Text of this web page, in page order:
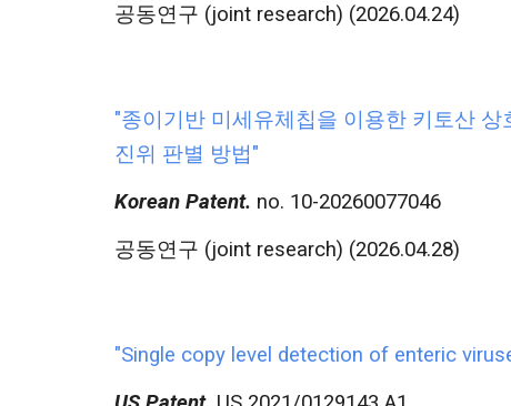
공동연구 (joint research) (2026.04.24)
"종이기반 미세유체칩을 이용한 키토산 상
진위 판별 방법"
Korean Patent. no. 10-20260077046
공동연구 (joint research) (2026.04.28)
"Single copy level detection of enteric